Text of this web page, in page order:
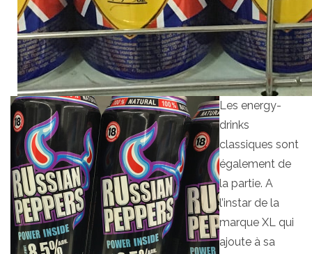
Les energy-
drinks
classiques sont
également de
la partie. A
l’instar de la
marque XL qui
ajoute à sa